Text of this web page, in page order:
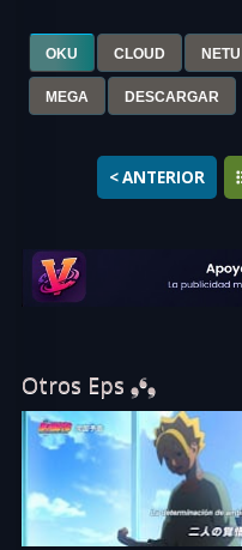
OKU CLOUD NETU
MEGA DESCARGAR
< ANTERIOR
redes sociales.
Otros Eps ❟❛❟